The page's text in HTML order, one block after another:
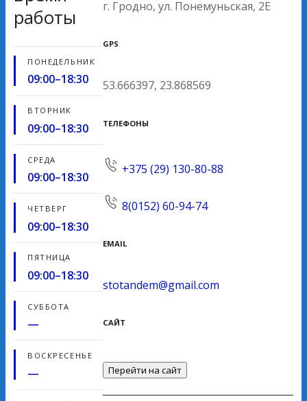
работы
ПОНЕДЕЛЬНИК
09:00–18:30
ВТОРНИК
09:00–18:30
СРЕДА
09:00–18:30
ЧЕТВЕРГ
09:00–18:30
ПЯТНИЦА
09:00–18:30
СУББОТА
—
ВОСКРЕСЕНЬЕ
—
г. Гродно, ул. Понемуньская, 2Е
GPS
53.666397, 23.868569
ТЕЛЕФОНЫ
+375 (29) 130-80-88
8(0152) 60-94-74
EMAIL
stotandem@gmail.com
САЙТ
Перейти на сайт